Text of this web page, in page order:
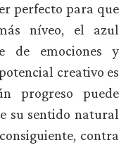
perfecto para que
níveo, el azul
de emociones y
creativo es
progreso puede
su sentido natural
contra